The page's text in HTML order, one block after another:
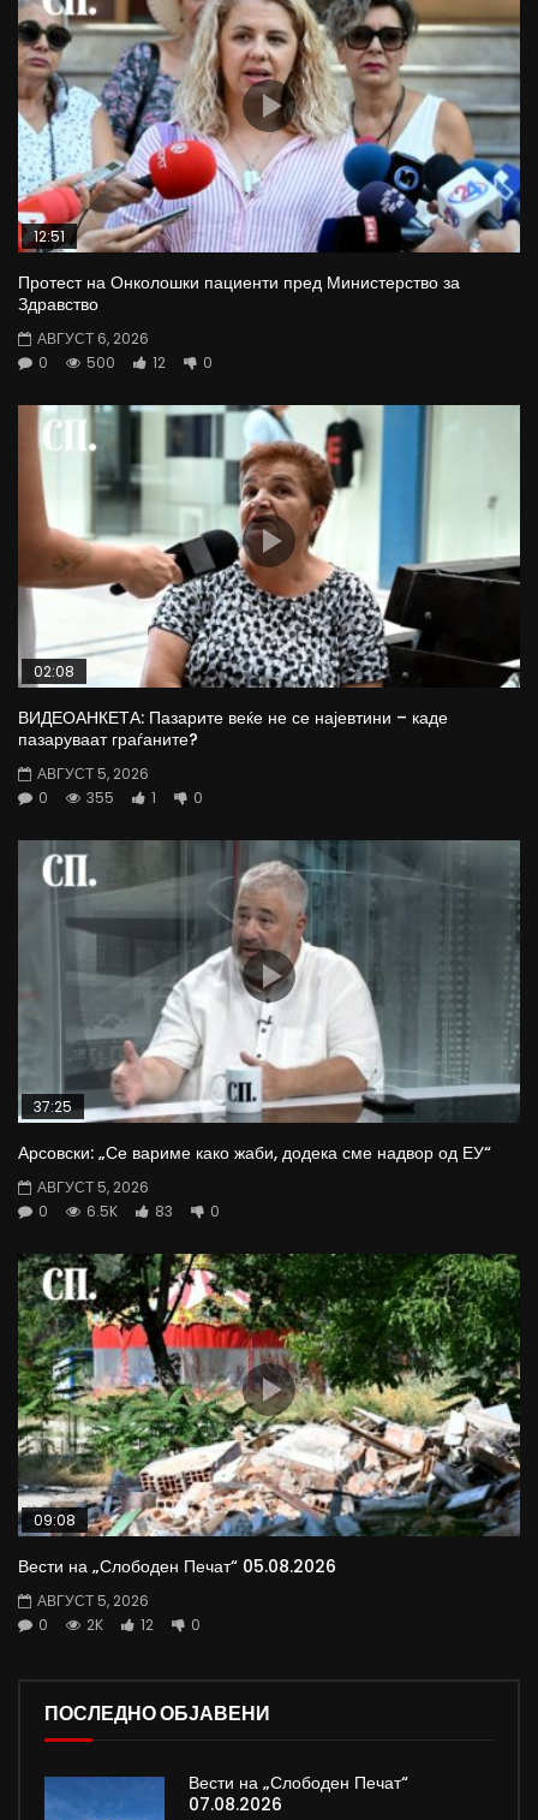
12:51
Протест на Онколошки пациенти пред Министерство за
Здравство
АВГУСТ 6, 2026
0
500 12 0
02:08
ВИДЕОАНКЕТА: Пазарите веќе не се најевтини – каде
пазаруваат граѓаните?
АВГУСТ 5, 2026
0
355 1 0
37:25
Арсовски: „Се вариме како жаби, додека сме надвор од ЕУ“
АВГУСТ 5, 2026
0
6.5K 83 0
09:08
Вести на „Слободен Печат“ 05.08.2026
АВГУСТ 5, 2026
0
2K 12 0
ПОСЛЕДНО ОБЈАВЕНИ
Вести на „Слободен Печат“
07.08.2026